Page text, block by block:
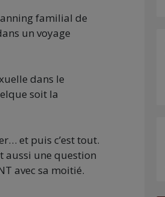
familial de
un voyage
dans le
soit la
et puis c’est tout.
aussi une question
avec sa moitié.